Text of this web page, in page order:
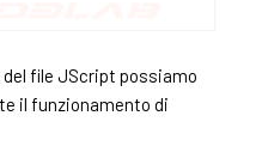
file JScript possiamo
il funzionamento di